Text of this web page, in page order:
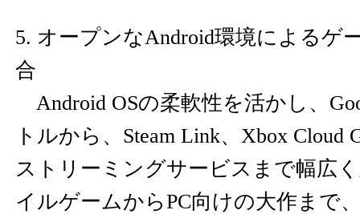
5. オープンなAndroid環境によるゲ
合
Android OSの柔軟性を活かし、
トルから、Steam Link、Xbox Cloud
ストリーミングサービスまで幅広
イルゲームからPC向けの大作まで